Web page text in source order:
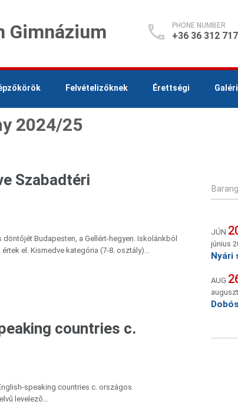
Gimnázium PHONE NUMBER
+36 36 312 717
Felvételizőknek Érettségi
2024/25
Szabadtéri
Budapesten, a Gellért-hegyen. Iskolánkból
el. Kismedve kategória (7-8. osztály)…
countries c.
speaking countries c. országos
levelező…
JÚN
június
Nyári
AUG